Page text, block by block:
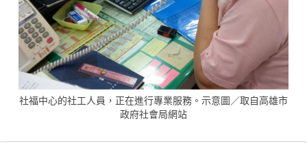
社福中心的社工人員，正在進行專業服務。示意圖／取自高雄市
政府社會局網站